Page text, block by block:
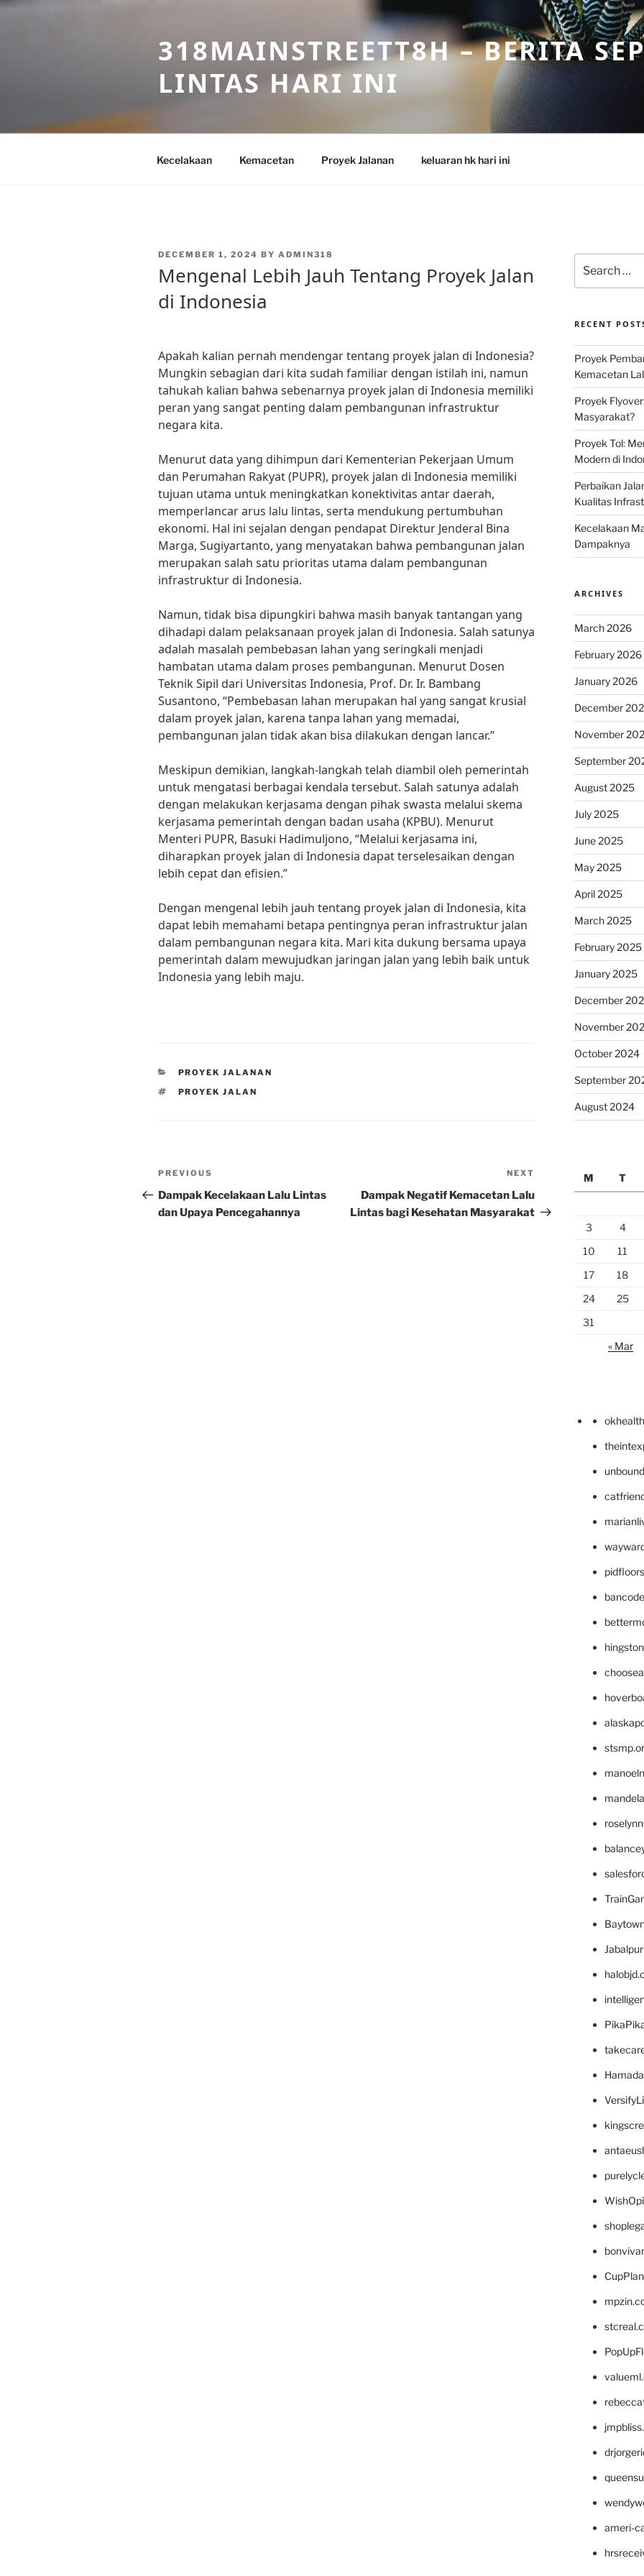
Skip
318MAINSTREETT8H – BERITA
LINTAS HARI INI
Kecelakaan Kemacetan Proyek Jalanan keluaran hk hari ini
POSTED
DECEMBER 1, 2024 BY ADMIN318
Mengenal Lebih Jauh Tentang Proyek Jalan
di Indonesia
Apakah kalian pernah mendengar tentang proyek jalan di Indonesia?
Mungkin sebagian dari kita sudah familiar dengan istilah ini, namun
tahukah kalian bahwa sebenarnya proyek jalan di Indonesia memiliki
peran yang sangat penting dalam pembangunan infrastruktur
negara kita.
Menurut data yang dihimpun dari Kementerian Pekerjaan Umum
dan Perumahan Rakyat (PUPR), proyek jalan di Indonesia memiliki
tujuan utama untuk meningkatkan konektivitas antar daerah,
memperlancar arus lalu lintas, serta mendukung pertumbuhan
ekonomi. Hal ini sejalan dengan pendapat Direktur Jenderal Bina
Marga, Sugiyartanto, yang menyatakan bahwa pembangunan jalan
merupakan salah satu prioritas utama dalam pembangunan
infrastruktur di Indonesia.
Namun, tidak bisa dipungkiri bahwa masih banyak tantangan yang
dihadapi dalam pelaksanaan proyek jalan di Indonesia. Salah satunya
adalah masalah pembebasan lahan yang seringkali menjadi
hambatan utama dalam proses pembangunan. Menurut Dosen
Teknik Sipil dari Universitas Indonesia, Prof. Dr. Ir. Bambang
Susantono, “Pembebasan lahan merupakan hal yang sangat krusial
dalam proyek jalan, karena tanpa lahan yang memadai,
pembangunan jalan tidak akan bisa dilakukan dengan lancar.”
Meskipun demikian, langkah-langkah telah diambil oleh pemerintah
untuk mengatasi berbagai kendala tersebut. Salah satunya adalah
dengan melakukan kerjasama dengan pihak swasta melalui skema
kerjasama pemerintah dengan badan usaha (KPBU). Menurut
Menteri PUPR, Basuki Hadimuljono, “Melalui kerjasama ini,
diharapkan proyek jalan di Indonesia dapat terselesaikan dengan
lebih cepat dan efisien.”
Dengan mengenal lebih jauh tentang proyek jalan di Indonesia, kita
dapat lebih memahami betapa pentingnya peran infrastruktur jalan
dalam pembangunan negara kita. Mari kita dukung bersama upaya
pemerintah dalam mewujudkan jaringan jalan yang lebih baik untuk
Indonesia yang lebih maju.
CATEGORIES
PROYEK JALANAN
TAGS
PROYEK JALAN
Post
navigation
Previous
Post
PREVIOUS
Dampak Kecelakaan Lalu Lintas
dan Upaya Pencegahannya
Post
NEXT
Dampak Negatif Kemacetan Lalu
Lintas bagi Kesehatan Masyarakat
for:
RECENT
Proyek
Kemacetan
Proyek
Masyarakat?
Proyek Tol:
Modern di
Perbaikan
Kualitas
Kecelakaan
Dampaknya
ARCHIVES
March 2026
February 2026
January 2026
December
November
September
August 2025
July 2025
June 2025
May 2025
April 2025
March 2025
February 2025
January 2025
December
November
October 2024
September
August 2024
M
T
3
4
10
11
17
18
24
25
31
« Mar
ameri-